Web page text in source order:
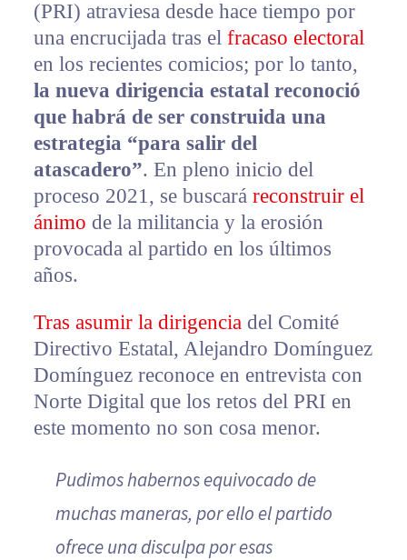
(PRI) atraviesa desde hace tiempo por
una encrucijada tras el fracaso electoral
en los recientes comicios; por lo tanto,
la nueva dirigencia estatal reconoció
que habrá de ser construida una
estrategia “para salir del
atascadero”. En pleno inicio del
proceso 2021, se buscará reconstruir el
ánimo de la militancia y la erosión
provocada al partido en los últimos
años.
Tras asumir la dirigencia del Comité
Directivo Estatal, Alejandro Domínguez
Domínguez reconoce en entrevista con
Norte Digital que los retos del PRI en
este momento no son cosa menor.
Pudimos habernos equivocado de
muchas maneras, por ello el partido
ofrece una disculpa por esas